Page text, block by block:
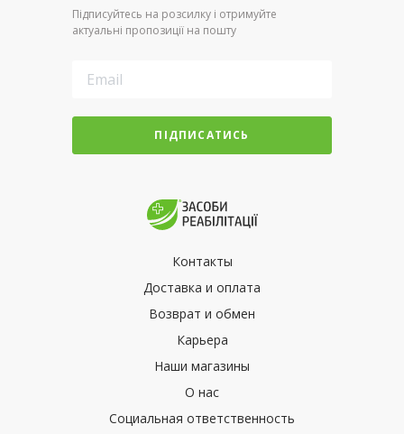
Підписуйтесь на розсилку і отримуйте
актуальні пропозиції на пошту
ПІДПИСАТИСЬ
Контакты
Доставка и оплата
Возврат и обмен
Карьера
Наши магазины
О нас
Социальная ответственность